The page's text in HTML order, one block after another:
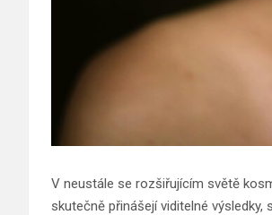
V neustále se rozšiřujícím světě
skutečně přinášejí viditelné